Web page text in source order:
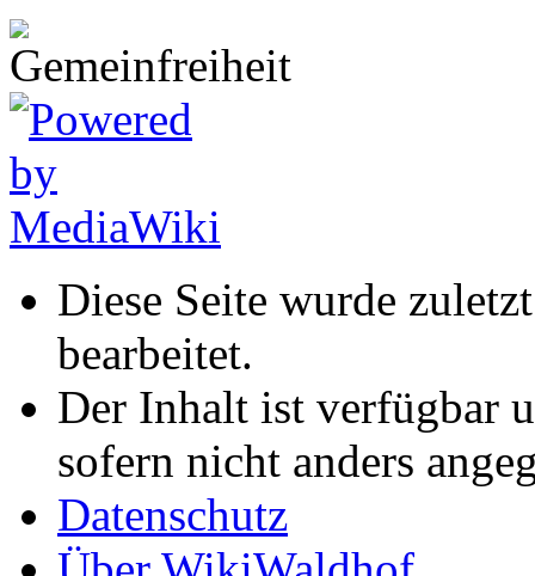
Diese Seite wurde
bearbeitet.
Der Inhalt ist verfügbar
sofern nicht anders
Datenschutz